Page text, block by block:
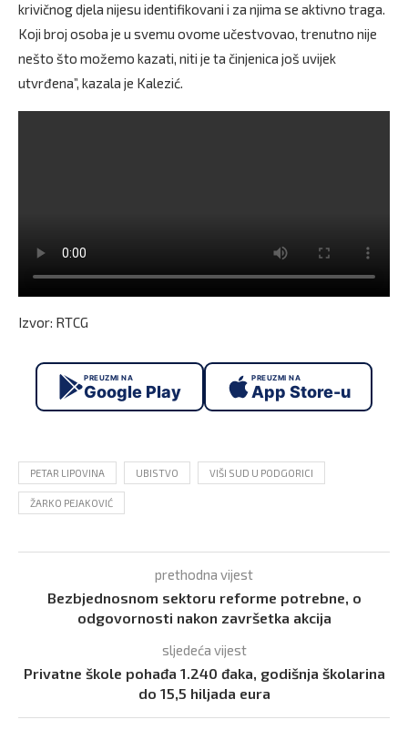
krivičnog djela nijesu identifikovani i za njima se aktivno traga.
Koji broj osoba je u svemu ovome učestvovao, trenutno nije
nešto što možemo kazati, niti je ta činjenica još uvijek
utvrđena”, kazala je Kalezić.
Izvor: RTCG
PREUZMI NA
Google Play
PREUZMI NA
App Store-u
PETAR LIPOVINA UBISTVO VIŠI SUD U PODGORICI
ŽARKO PEJAKOVIĆ
prethodna vijest
Bezbjednosnom sektoru reforme potrebne, o
odgovornosti nakon završetka akcija
sljedeća vijest
Privatne škole pohađa 1.240 đaka, godišnja školarina
do 15,5 hiljada eura